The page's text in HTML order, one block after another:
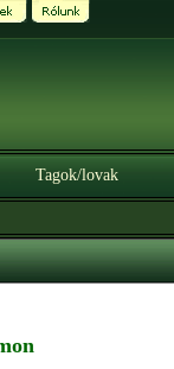
Tagok/lovak